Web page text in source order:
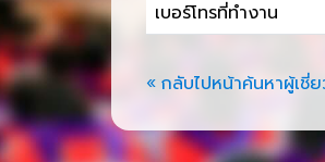
เบอร์โทรที่ทำงาน
« กลับไปหน้าค้นหาผู้เชี่